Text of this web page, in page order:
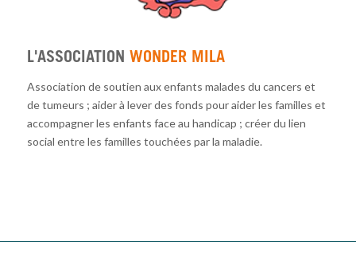
L'ASSOCIATION WONDER MILA
Association de soutien aux enfants malades du cancers et
de tumeurs ; aider à lever des fonds pour aider les familles et
accompagner les enfants face au handicap ; créer du lien
social entre les familles touchées par la maladie.